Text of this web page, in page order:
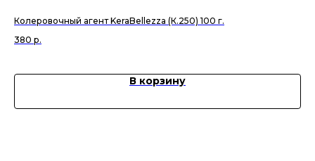
Колеровочный агент KeraBellezza (К.250) 100 г.
380 р.
В корзину